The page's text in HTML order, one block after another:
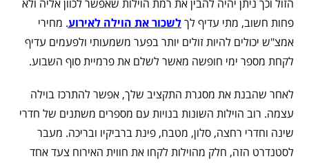
הזול וכך ניתן יהיה להבין את רמת הוילות שאפשר לכוון אליה ולא
פחות חשוב, מתי עדיף לךלשכור את הוילה לאירוע. מחירי
אמצ"ש יכולים להיות זולים יותר בפער משמעותי ולפעמים עדיף
לקחת מספר ימי חופשה מאשר לשלם את פרמיית סוף השבוע.
לאחר שהבנת את מסגרת התקציב שלך, אפשר להתרכז בוילה
עצמה. רוב הוילות השונות בנויות עם מספרים משתנים של חדרי
שינה וחדרי רחצה, סלון, מטבח, פינת ברביקיו ובריכה. מעבר
לסטנדרט הזה, חלק מהוילות לקחו את חווית האירוח צעד אחד